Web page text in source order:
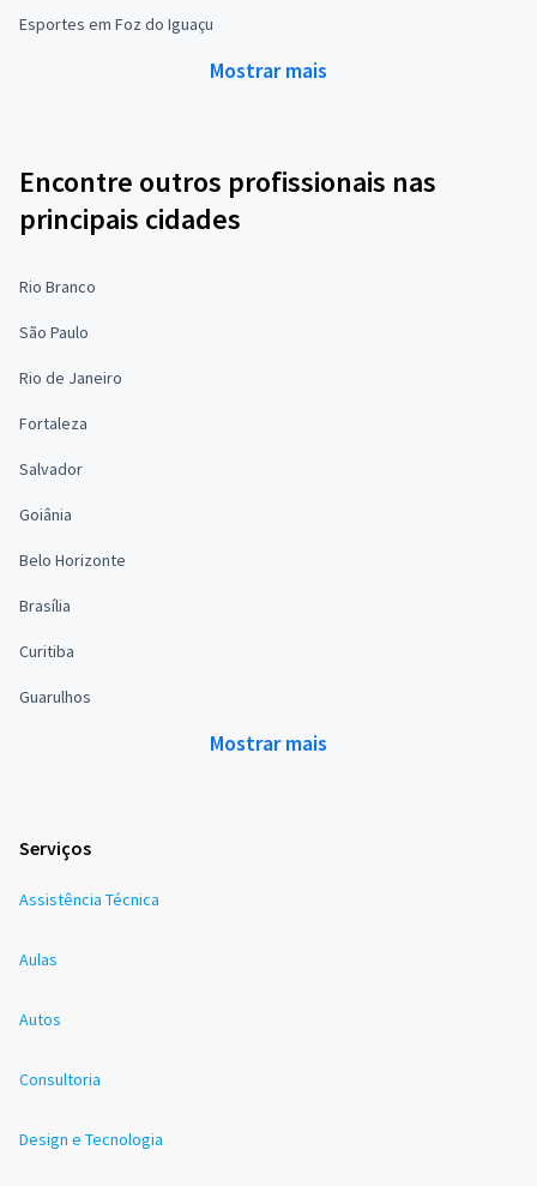
Esportes em Foz do Iguaçu
Mostrar mais
Encontre outros profissionais nas
principais cidades
Rio Branco
São Paulo
Rio de Janeiro
Fortaleza
Salvador
Goiânia
Belo Horizonte
Brasília
Curitiba
Guarulhos
Mostrar mais
Serviços
Assistência Técnica
Aulas
Autos
Consultoria
Design e Tecnologia